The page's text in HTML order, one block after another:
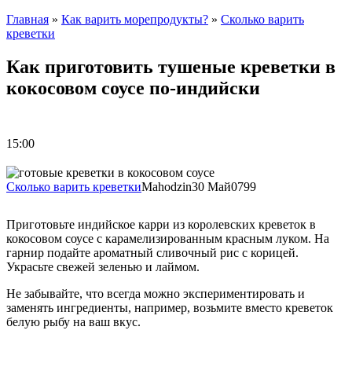
Главная » Как варить морепродукты? » Сколько варить
креветки
Как приготовить тушеные креветки в
кокосовом соусе по-индийски
15:00
Сколько варить креветкиMahodzin30 Май0799
Приготовьте индийское карри из королевских креветок в
кокосовом соусе с карамелизированным красным луком. На
гарнир подайте ароматный сливочный рис с корицей.
Украсьте свежей зеленью и лаймом.
Не забывайте, что всегда можно экспериментировать и
заменять ингредиенты, например, возьмите вместо креветок
белую рыбу на ваш вкус.